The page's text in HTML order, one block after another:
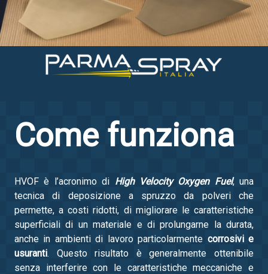
Come funziona
HVOF è l’acronimo di High Velocity Oxygen Fuel, una
tecnica di deposizione a spruzzo da polveri che
permette, a costi ridotti, di migliorare le caratteristiche
superficiali di un materiale e di prolungarne la durata,
anche in ambienti di lavoro particolarmente corrosivi e
usuranti. Questo risultato è generalmente ottenibile
senza interferire con le caratteristiche meccaniche e